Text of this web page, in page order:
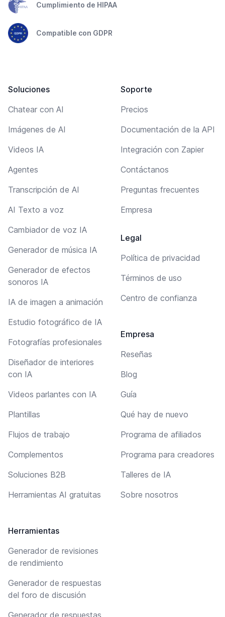
Cumplimiento de HIPAA
Compatible con GDPR
Soluciones
Chatear con AI
Imágenes de AI
Videos IA
Agentes
Transcripción de AI
AI Texto a voz
Cambiador de voz IA
Generador de música IA
Generador de efectos
sonoros IA
IA de imagen a animación
Estudio fotográfico de IA
Fotografías profesionales
Diseñador de interiores
con IA
Videos parlantes con IA
Plantillas
Flujos de trabajo
Complementos
Soluciones B2B
Herramientas AI gratuitas
Herramientas
Generador de revisiones
de rendimiento
Generador de respuestas
del foro de discusión
Soporte
Precios
Documentación de la API
Integración con Zapier
Contáctanos
Preguntas frecuentes
Empresa
Legal
Política de privacidad
Términos de uso
Centro de confianza
Empresa
Reseñas
Blog
Guía
Qué hay de nuevo
Programa de afiliados
Programa para creadores
Talleres de IA
Sobre nosotros